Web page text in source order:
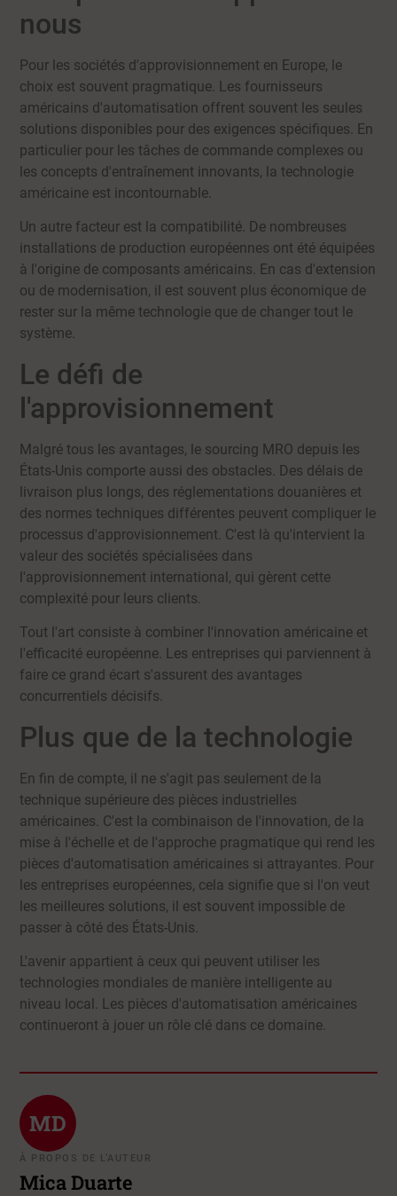
nous
Pour les sociétés d'approvisionnement en Europe, le
choix est souvent pragmatique. Les fournisseurs
américains d'automatisation offrent souvent les seules
solutions disponibles pour des exigences spécifiques. En
particulier pour les tâches de commande complexes ou
les concepts d'entraînement innovants, la technologie
américaine est incontournable.
Un autre facteur est la compatibilité. De nombreuses
installations de production européennes ont été équipées
à l'origine de composants américains. En cas d'extension
ou de modernisation, il est souvent plus économique de
rester sur la même technologie que de changer tout le
système.
Le défi de
l'approvisionnement
Malgré tous les avantages, le sourcing MRO depuis les
États-Unis comporte aussi des obstacles. Des délais de
livraison plus longs, des réglementations douanières et
des normes techniques différentes peuvent compliquer le
processus d'approvisionnement. C'est là qu'intervient la
valeur des sociétés spécialisées dans
l'approvisionnement international, qui gèrent cette
complexité pour leurs clients.
Tout l'art consiste à combiner l'innovation américaine et
l'efficacité européenne. Les entreprises qui parviennent à
faire ce grand écart s'assurent des avantages
concurrentiels décisifs.
Plus que de la technologie
En fin de compte, il ne s'agit pas seulement de la
technique supérieure des pièces industrielles
américaines. C'est la combinaison de l'innovation, de la
mise à l'échelle et de l'approche pragmatique qui rend les
pièces d'automatisation américaines si attrayantes. Pour
les entreprises européennes, cela signifie que si l'on veut
les meilleures solutions, il est souvent impossible de
passer à côté des États-Unis.
L'avenir appartient à ceux qui peuvent utiliser les
technologies mondiales de manière intelligente au
niveau local. Les pièces d'automatisation américaines
continueront à jouer un rôle clé dans ce domaine.
MD
À PROPOS DE L’AUTEUR
Mica Duarte